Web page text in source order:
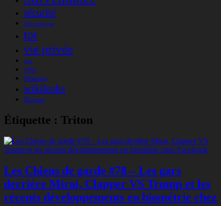
sécurité
The Intercept
tor
vie privée
vpn
VPNs
Whatsapp
wikileaks
Élections
Étiquette : Triton
Les Chiens de garde #78 – Les gars
derrière Mirai, Clapper VS Trump et les
récents développements en biométrie chez